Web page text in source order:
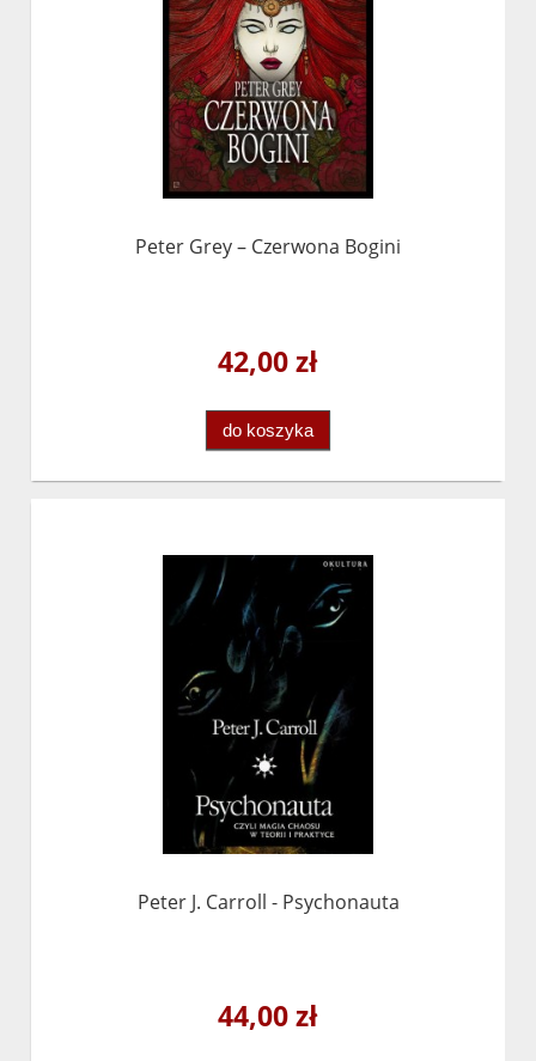
Peter Grey – Czerwona Bogini
42,00 zł
do koszyka
Peter J. Carroll - Psychonauta
44,00 zł